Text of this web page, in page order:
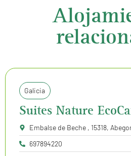
Galicia
Suites Nature
Embalse de Beche , 15318,
697894220